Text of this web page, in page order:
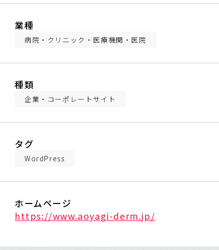
業種
病院・クリニック・医療機関・医院
種類
企業・コーポレートサイト
タグ
WordPress
ホームページ
https://www.aoyagi-derm.jp/